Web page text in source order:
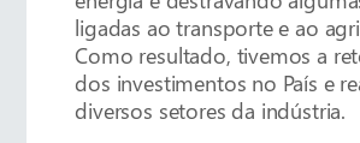
ligadas ao transporte e ao
Como resultado, tivemos a
dos investimentos no País e
diversos setores da indústria.